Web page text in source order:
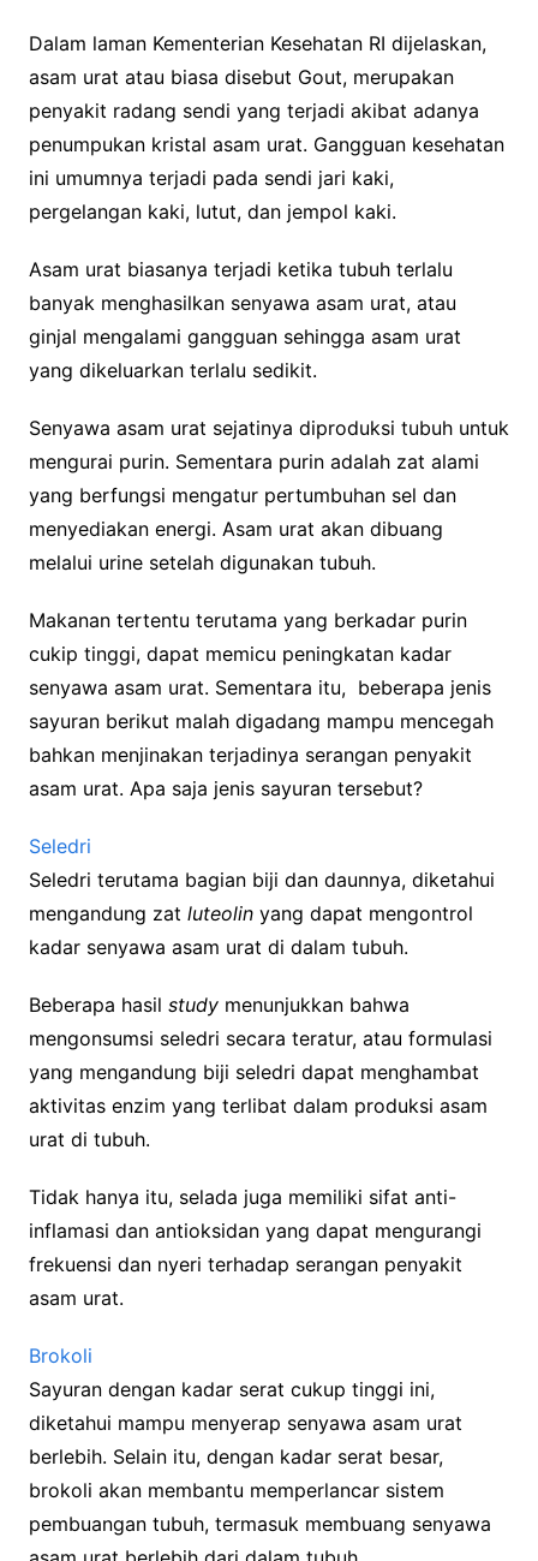
Dalam laman Kementerian Kesehatan RI dijelaskan,
asam urat atau biasa disebut Gout, merupakan
penyakit radang sendi yang terjadi akibat adanya
penumpukan kristal asam urat. Gangguan kesehatan
ini umumnya terjadi pada sendi jari kaki,
pergelangan kaki, lutut, dan jempol kaki.
Asam urat biasanya terjadi ketika tubuh terlalu
banyak menghasilkan senyawa asam urat, atau
ginjal mengalami gangguan sehingga asam urat
yang dikeluarkan terlalu sedikit.
Senyawa asam urat sejatinya diproduksi tubuh untuk
mengurai purin. Sementara purin adalah zat alami
yang berfungsi mengatur pertumbuhan sel dan
menyediakan energi. Asam urat akan dibuang
melalui urine setelah digunakan tubuh.
Makanan tertentu terutama yang berkadar purin
cukip tinggi, dapat memicu peningkatan kadar
senyawa asam urat. Sementara itu, beberapa jenis
sayuran berikut malah digadang mampu mencegah
bahkan menjinakan terjadinya serangan penyakit
asam urat. Apa saja jenis sayuran tersebut?
Seledri
Seledri terutama bagian biji dan daunnya, diketahui
mengandung zat luteolinyang dapat mengontrol
kadar senyawa asam urat di dalam tubuh.
Beberapa hasil studymenunjukkan bahwa
mengonsumsi seledri secara teratur, atau formulasi
yang mengandung biji seledri dapat menghambat
aktivitas enzim yang terlibat dalam produksi asam
urat di tubuh.
Tidak hanya itu, selada juga memiliki sifat anti-
inflamasi dan antioksidan yang dapat mengurangi
frekuensi dan nyeri terhadap serangan penyakit
asam urat.
Brokoli
Sayuran dengan kadar serat cukup tinggi ini,
diketahui mampu menyerap senyawa asam urat
berlebih. Selain itu, dengan kadar serat besar,
brokoli akan membantu memperlancar sistem
pembuangan tubuh, termasuk membuang senyawa